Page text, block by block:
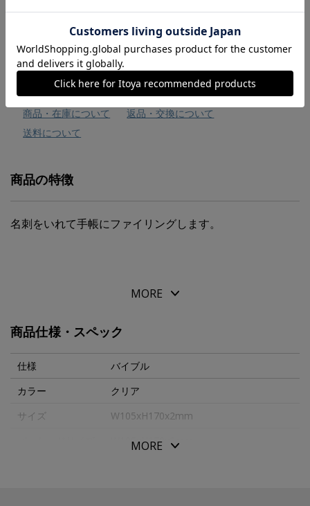
お気に入りに追加
商品・在庫について
返品・交換について
送料について
商品の特徴
名刺をいれて手帳にファイリングします。
MORE
商品仕様・スペック
仕様
バイブル
カラー
クリア
サイズ
W105xH170x2mm
W105xH170x2mm
MORE